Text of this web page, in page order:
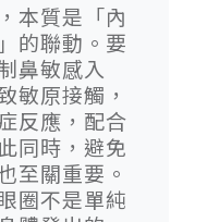
本質是「內
的聯動。要
鼻敏感入
敏原接觸，
反應，配合
同時，避免
至關重要。
圈不是單純